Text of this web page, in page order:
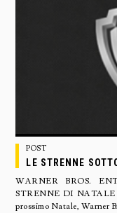
POST
LE STRENNE
WARNER BROS.
STRENNE DI NATALE
prossimo Natale, Warner